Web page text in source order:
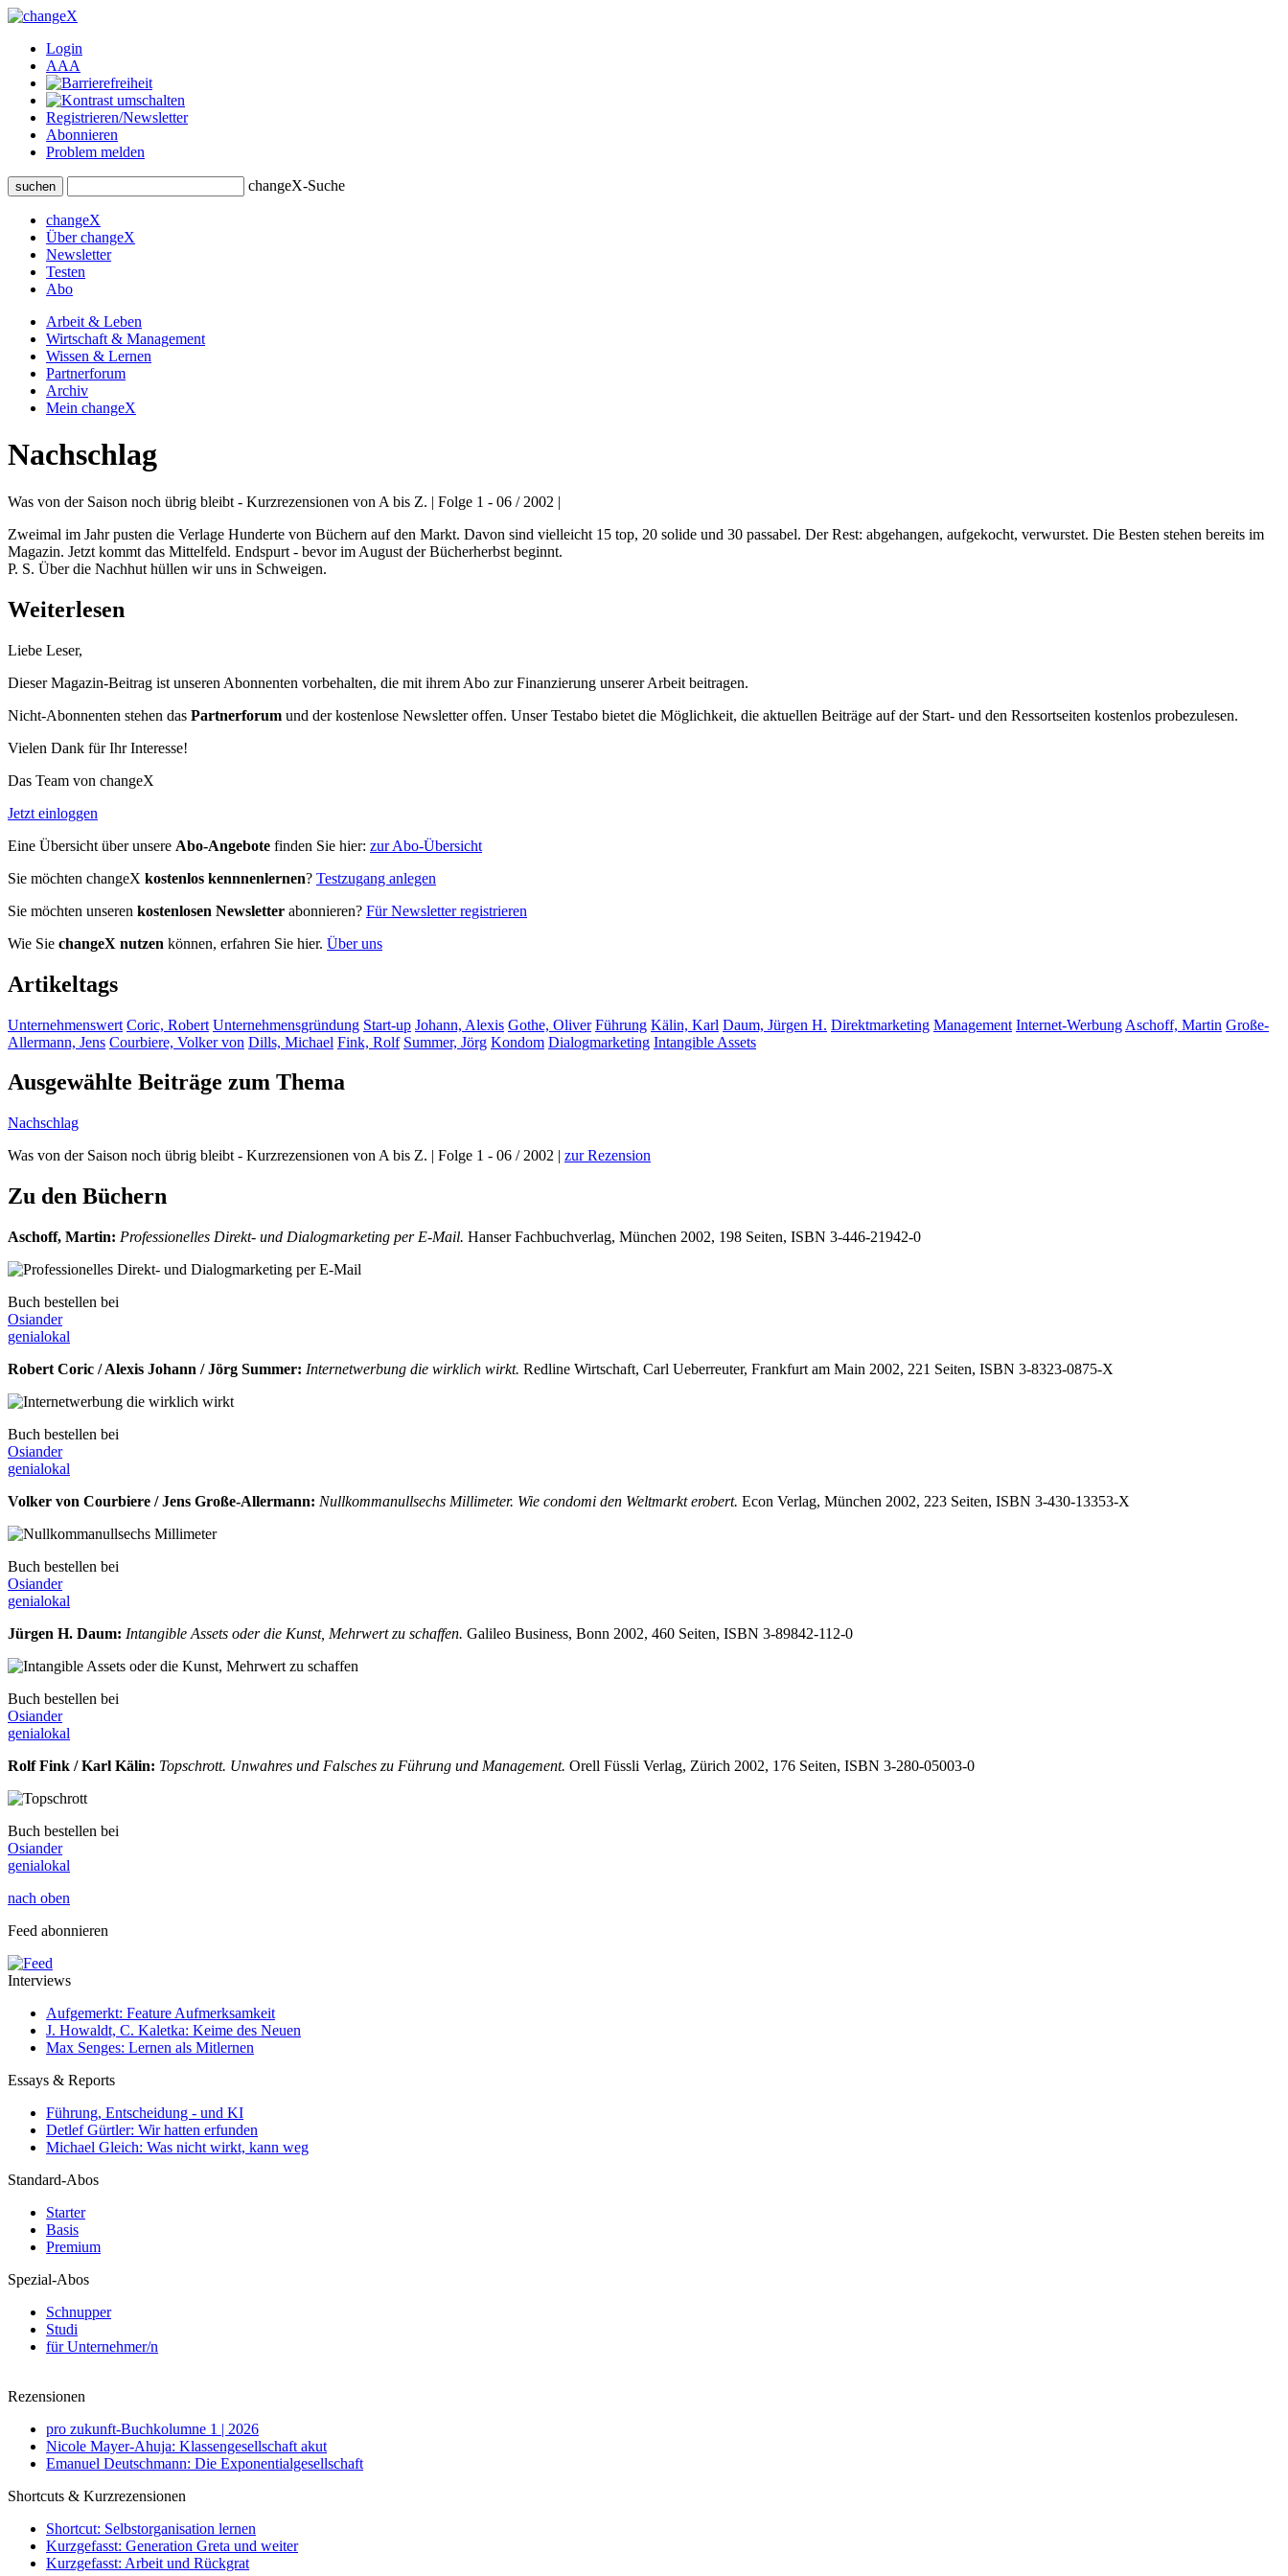
Login
AAA
Registrieren/Newsletter
Abonnieren
Problem melden
suchen changeX-Suche
changeX
Über changeX
Newsletter
Testen
Abo
Arbeit & Leben
Wirtschaft & Management
Wissen & Lernen
Partnerforum
Archiv
Mein changeX
Nachschlag
Was von der Saison noch übrig bleibt - Kurzrezensionen von A bis Z. | Folge 1 - 06 / 2002 |
Zweimal im Jahr pusten die Verlage Hunderte von Büchern auf den Markt. Davon sind vielleicht 15 top, 20 solide und 30 passabel. Der Rest: abgehangen, aufgekocht, verwurstet. Die Besten stehen bereits im
Magazin. Jetzt kommt das Mittelfeld. Endspurt - bevor im August der Bücherherbst beginnt.
P. S. Über die Nachhut hüllen wir uns in Schweigen.
Weiterlesen
Liebe Leser,
Dieser Magazin-Beitrag ist unseren Abonnenten vorbehalten, die mit ihrem Abo zur Finanzierung unserer Arbeit beitragen.
Nicht-Abonnenten stehen das Partnerforum und der kostenlose Newsletter offen. Unser Testabo bietet die Möglichkeit, die aktuellen Beiträge auf der Start- und den Ressortseiten kostenlos probezulesen.
Vielen Dank für Ihr Interesse!
Das Team von changeX
Jetzt einloggen
Eine Übersicht über unsere Abo-Angebote finden Sie hier: zur Abo-Übersicht
Sie möchten changeX kostenlos kennnenlernen? Testzugang anlegen
Sie möchten unseren kostenlosen Newsletter abonnieren? Für Newsletter registrieren
Wie Sie changeX nutzen können, erfahren Sie hier. Über uns
Artikeltags
Unternehmenswert Coric, Robert Unternehmensgründung Start-up Johann, Alexis Gothe, Oliver Führung Kälin, Karl Daum, Jürgen H. Direktmarketing Management Internet-Werbung Aschoff, Martin Große-
Allermann, Jens Courbiere, Volker von Dills, Michael Fink, Rolf Summer, Jörg Kondom Dialogmarketing Intangible Assets
Ausgewählte Beiträge zum Thema
Nachschlag
Was von der Saison noch übrig bleibt - Kurzrezensionen von A bis Z. | Folge 1 - 06 / 2002 | zur Rezension
Zu den Büchern
Aschoff, Martin: Professionelles Direkt- und Dialogmarketing per E-Mail. Hanser Fachbuchverlag, München 2002, 198 Seiten, ISBN 3-446-21942-0
Buch bestellen bei
Osiander
genialokal
Robert Coric / Alexis Johann / Jörg Summer: Internetwerbung die wirklich wirkt. Redline Wirtschaft, Carl Ueberreuter, Frankfurt am Main 2002, 221 Seiten, ISBN 3-8323-0875-X
Buch bestellen bei
Osiander
genialokal
Volker von Courbiere / Jens Große-Allermann: Nullkommanullsechs Millimeter. Wie condomi den Weltmarkt erobert. Econ Verlag, München 2002, 223 Seiten, ISBN 3-430-13353-X
Buch bestellen bei
Osiander
genialokal
Jürgen H. Daum: Intangible Assets oder die Kunst, Mehrwert zu schaffen. Galileo Business, Bonn 2002, 460 Seiten, ISBN 3-89842-112-0
Buch bestellen bei
Osiander
genialokal
Rolf Fink / Karl Kälin: Topschrott. Unwahres und Falsches zu Führung und Management. Orell Füssli Verlag, Zürich 2002, 176 Seiten, ISBN 3-280-05003-0
Buch bestellen bei
Osiander
genialokal
nach oben
Feed abonnieren
Interviews
Aufgemerkt: Feature Aufmerksamkeit
J. Howaldt, C. Kaletka: Keime des Neuen
Max Senges: Lernen als Mitlernen
Essays & Reports
Führung, Entscheidung - und KI
Detlef Gürtler: Wir hatten erfunden
Michael Gleich: Was nicht wirkt, kann weg
Standard-Abos
Starter
Basis
Premium
Spezial-Abos
Schnupper
Studi
für Unternehmer/n
Rezensionen
pro zukunft-Buchkolumne 1 | 2026
Nicole Mayer-Ahuja: Klassengesellschaft akut
Emanuel Deutschmann: Die Exponentialgesellschaft
Shortcuts & Kurzrezensionen
Shortcut: Selbstorganisation lernen
Kurzgefasst: Generation Greta und weiter
Kurzgefasst: Arbeit und Rückgrat